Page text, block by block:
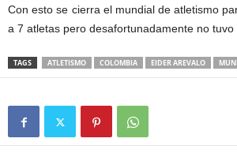
Con esto se cierra el mundial de atletismo
a 7 atletas pero desafortunadamente no tuvo
TAGS ATLETISMO COLOMBIA EIDER AREVALO